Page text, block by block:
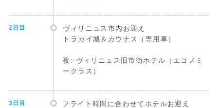
2日目
ヴィリニュス市内お迎え
トラカイ城＆カウナス（専用車）
夜: ヴィリニュス旧市街ホテル（エコノミ
ークラス）
3日目
フライト時間に合わせてホテルお迎え